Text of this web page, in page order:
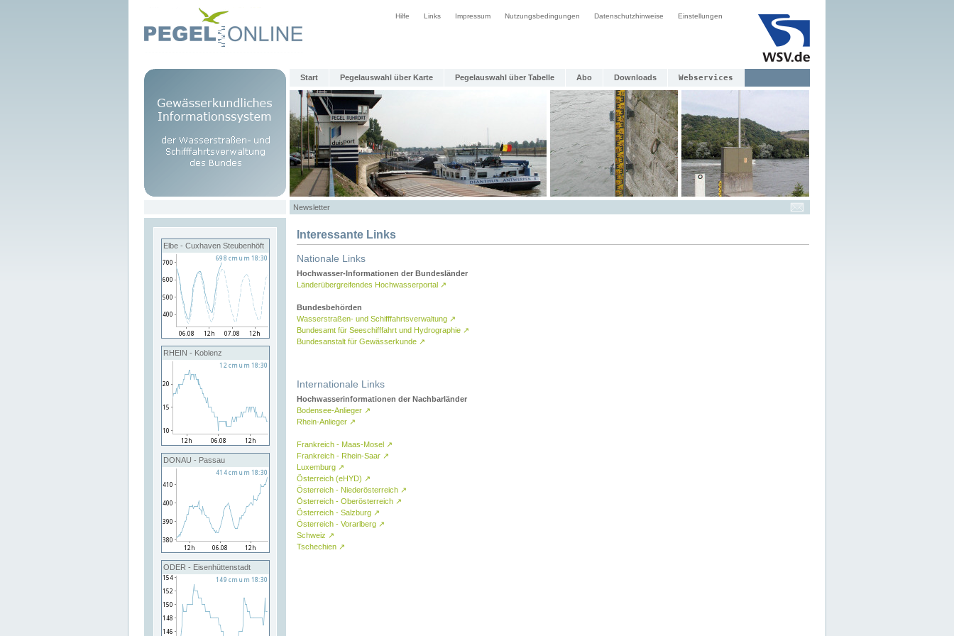
Hilfe Links Impressum Nutzungsbedingungen Datenschutzhinweise Einstellungen
Start Pegelauswahl über Karte Pegelauswahl über Tabelle Abo Downloads Webservices
Newsletter
Elbe - Cuxhaven Steubenhöft
RHEIN - Koblenz
DONAU - Passau
ODER - Eisenhüttenstadt
Interessante Links
Nationale Links
Hochwasser-Informationen der Bundesländer
Länderübergreifendes Hochwasserportal ↗
Bundesbehörden
Wasserstraßen- und Schifffahrtsverwaltung ↗
Bundesamt für Seeschifffahrt und Hydrographie ↗
Bundesanstalt für Gewässerkunde ↗
Internationale Links
Hochwasserinformationen der Nachbarländer
Bodensee-Anlieger ↗
Rhein-Anlieger ↗
Frankreich - Maas-Mosel ↗
Frankreich - Rhein-Saar ↗
Luxemburg ↗
Österreich (eHYD) ↗
Österreich - Niederösterreich ↗
Österreich - Oberösterreich ↗
Österreich - Salzburg ↗
Österreich - Vorarlberg ↗
Schweiz ↗
Tschechien ↗